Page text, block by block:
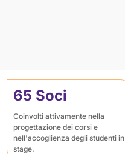
65 Soci
Coinvolti attivamente nella
progettazione dei corsi e
nell'accoglienza degli studenti in
stage.